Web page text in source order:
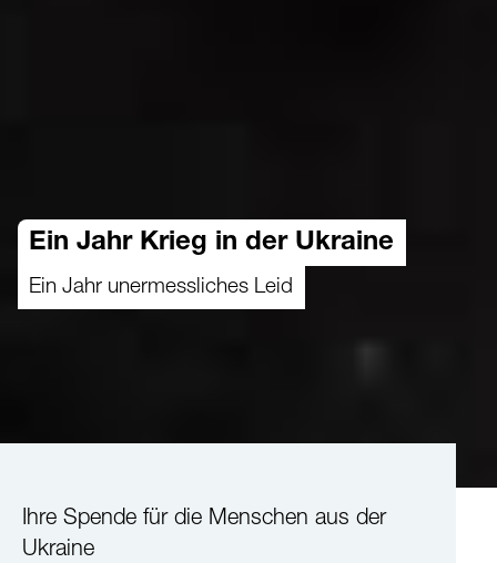
Ein Jahr Krieg in der Ukraine
Ein Jahr unermessliches Leid
Ihre Spende für die Menschen aus der
Ukraine